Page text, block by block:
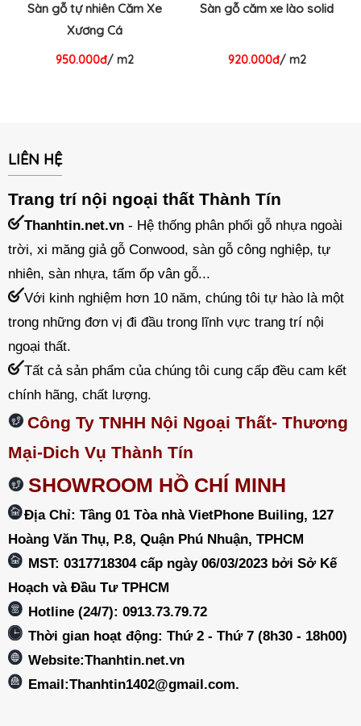
Sàn gỗ tự nhiên Căm Xe
Xương Cá
950.000đ/ m2
Sàn gỗ căm xe lào solid
920.000đ/ m2
LIÊN HỆ
Trang trí nội ngoại thất Thành Tín
Thanhtin.net.vn - Hệ thống phân phối gỗ nhựa ngoài
trời, xi măng giả gỗ Conwood, sàn gỗ công nghiệp, tự
nhiên, sàn nhựa, tấm ốp vân gỗ...
Với kinh nghiệm hơn 10 năm, chúng tôi tự hào là một
trong những đơn vị đi đầu trong lĩnh vực trang trí nội
ngoại thất.
Tất cả sản phẩm của chúng tôi cung cấp đều cam kết
chính hãng, chất lượng.
Công Ty TNHH Nội Ngoại Thất- Thương
Mại-Dich Vụ Thành Tín
SHOWROOM HỒ CHÍ MINH
Địa Chỉ: Tầng 01 Tòa nhà VietPhone Builing, 127
Hoàng Văn Thụ, P.8, Quận Phú Nhuận, TPHCM
MST: 0317718304 cấp ngày 06/03/2023 bởi Sở Kế
Hoạch và Đầu Tư TPHCM
Hotline (24/7): 0913.73.79.72
Thời gian hoạt động: Thứ 2 - Thứ 7 (8h30 - 18h00)
Website:Thanhtin.net.vn
Email:Thanhtin1402@gmail.com.